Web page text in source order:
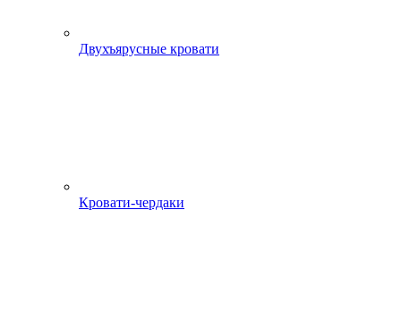
Двухъярусные кровати
Кровати-чердаки